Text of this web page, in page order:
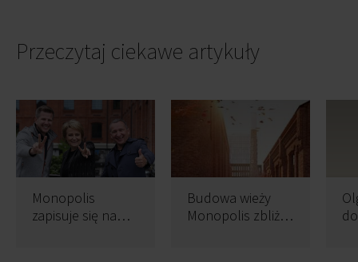
Przeczytaj ciekawe artykuły
Monopolis
zapisuje się na
Budowa wieży
Monopolis zbliża